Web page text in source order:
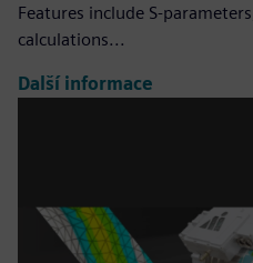
Features include S-
calculations...
Další informace